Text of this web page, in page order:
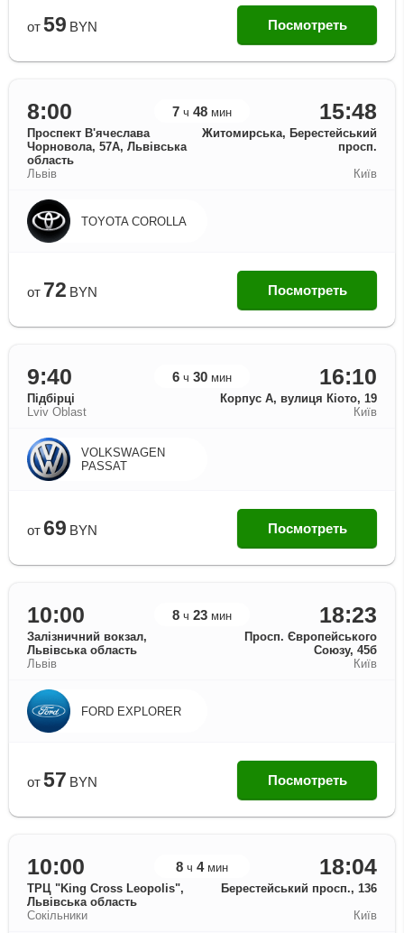
от 59 BYN Посмотреть
8:00 7 ч 48 мин 15:48
Проспект В'ячеслава
Чорновола, 57А, Львівська
область
Житомирська, Берестейський
просп.
Львів
Київ
TOYOTA COROLLA
от 72 BYN Посмотреть
9:40 6 ч 30 мин 16:10
Підбірці
Корпус А, вулиця Кіото, 19
Lviv Oblast
Київ
VOLKSWAGEN
PASSAT
от 69 BYN Посмотреть
10:00 8 ч 23 мин 18:23
Залізничний вокзал,
Львівська область
Просп. Європейського
Союзу, 45б
Львів
Київ
FORD EXPLORER
от 57 BYN Посмотреть
10:00 8 ч 4 мин 18:04
ТРЦ "King Cross Leopolis",
Львівська область
Берестейський просп., 136
Сокільники
Київ